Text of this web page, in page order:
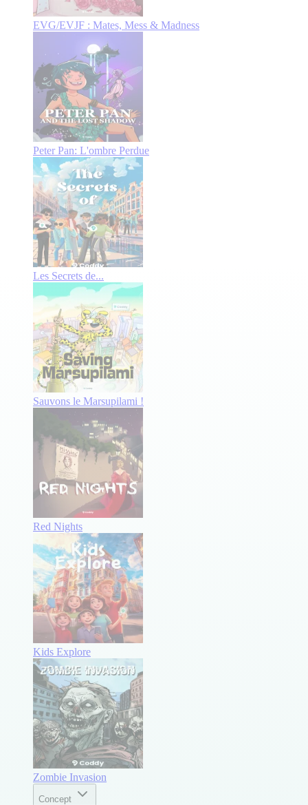
EVG/EVJF : Mates, Mess & Madness
Peter Pan: L'ombre Perdue
Les Secrets de...
Sauvons le Marsupilami !
Red Nights
Kids Explore
Zombie Invasion
Concept